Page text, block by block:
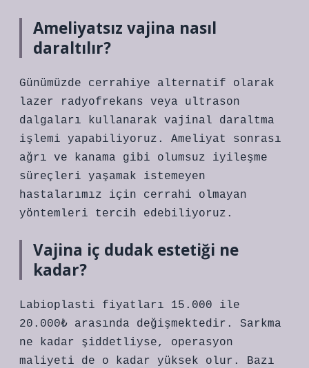
Ameliyatsız vajina nasıl
daraltılır?
Günümüzde cerrahiye alternatif olarak
lazer radyofrekans veya ultrason
dalgaları kullanarak vajinal daraltma
işlemi yapabiliyoruz. Ameliyat sonrası
ağrı ve kanama gibi olumsuz iyileşme
süreçleri yaşamak istemeyen
hastalarımız için cerrahi olmayan
yöntemleri tercih edebiliyoruz.
Vajina iç dudak estetiği ne
kadar?
Labioplasti fiyatları 15.000 ile
20.000₺ arasında değişmektedir. Sarkma
ne kadar şiddetliyse, operasyon
maliyeti de o kadar yüksek olur. Bazı